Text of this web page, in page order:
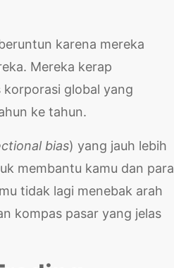
karena mereka
Mereka kerap
global yang
ke tahun.
bias) yang jauh lebih
membantu kamu dan para
tidak lagi menebak arah
kompas pasar yang jelas